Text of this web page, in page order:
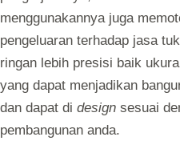
menggunakannya juga
pengeluaran terhadap jasa
ringan lebih presisi baik
yang dapat menjadikan
dan dapat di design sesuai
pembangunan anda.